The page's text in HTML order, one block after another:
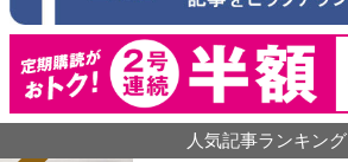
人気記事ランキング